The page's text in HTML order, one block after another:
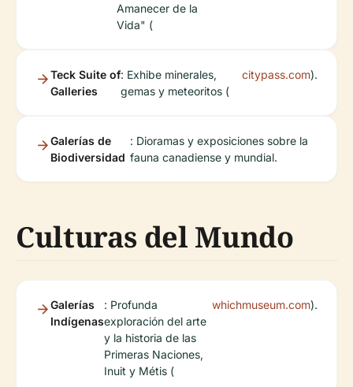
Amanecer de la
Vida" (
Teck Suite of
Galleries
: Exhibe minerales,
gemas y meteoritos (
citypass.com).
Galerías de
Biodiversidad
: Dioramas y exposiciones sobre la
fauna canadiense y mundial.
Culturas del Mundo
Galerías
Indígenas
: Profunda
exploración del arte
y la historia de las
Primeras Naciones,
Inuit y Métis (
whichmuseum.com).